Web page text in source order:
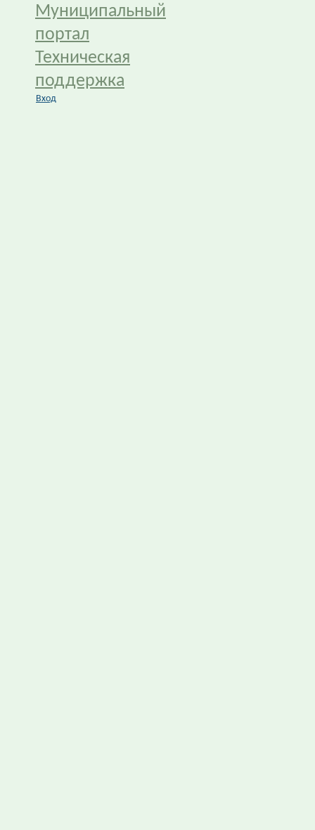
Муниципальный
портал
Техническая
поддержка
Вход